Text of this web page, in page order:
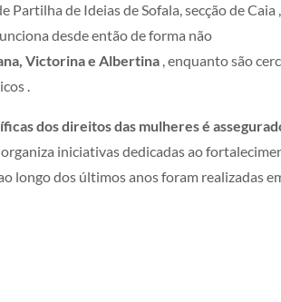
Partilha de Ideias de Sofala, secção de Caia ,
desde então de forma não
Victorina e Albertina , enquantosão
.
dos direitos das mulheres é
organiza iniciativas dedicadas ao
longo dos últimos anos foram realizadas